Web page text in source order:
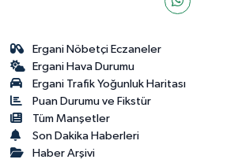
Ergani Nöbetçi Eczaneler
Ergani Hava Durumu
Ergani Trafik Yoğunluk Haritası
Puan Durumu ve Fikstür
Tüm Manşetler
Son Dakika Haberleri
Haber Arşivi